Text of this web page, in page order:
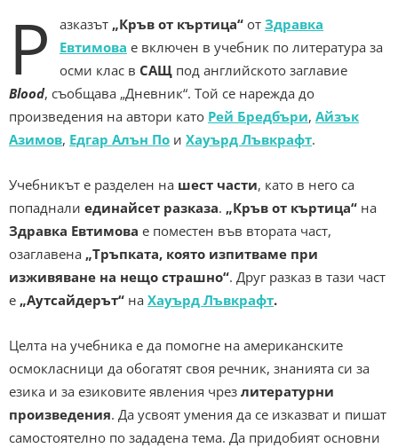
Р азказът „Кръв от къртица“ от Здравка
Евтимова е включен в учебник по литература за
осми клас в САЩ под английското заглавие
Blood, съобщава „Дневник“. Той се нарежда до
произведения на автори като Рей Бредбъри, Айзък
Азимов, Едгар Алън По и Хауърд Лъвкрафт.
Учебникът е разделен на шест части, като в него са
попаднали единайсет разказа. „Кръв от къртица“ на
Здравка Евтимова е поместен във втората част,
озаглавена „Тръпката, която изпитваме при
изживяване на нещо страшно“. Друг разказ в тази част
е „Аутсайдерът“ на Хауърд Лъвкрафт.
Целта на учебника е да помогне на американските
осмокласници да обогатят своя речник, знанията си за
езика и за езиковите явления чрез литературни
произведения. Да усвоят умения да се изказват и пишат
самостоятелно по зададена тема. Да придобият основни